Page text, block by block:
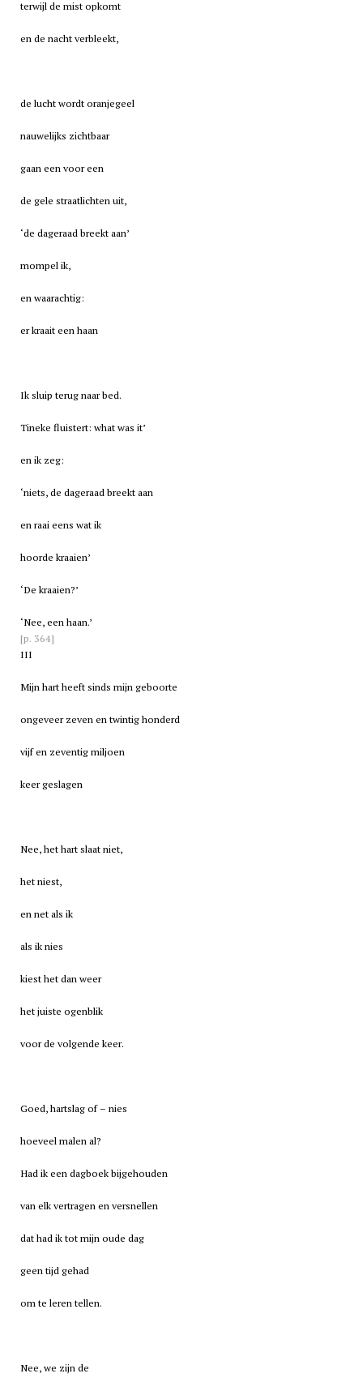
terwijl de mist opkomt
en de nacht verbleekt,
de lucht wordt oranjegeel
nauwelijks zichtbaar
gaan een voor een
de gele straatlichten uit,
‘de dageraad breekt aan’
mompel ik,
en waarachtig:
er kraait een haan
Ik sluip terug naar bed.
Tineke fluistert: what was it’
en ik zeg:
‘niets, de dageraad breekt aan
en raai eens wat ik
hoorde kraaien’
‘De kraaien?’
‘Nee, een haan.’
[p. 364]
III
Mijn hart heeft sinds mijn geboorte
ongeveer zeven en twintig honderd
vijf en zeventig miljoen
keer geslagen
Nee, het hart slaat niet,
het niest,
en net als ik
als ik nies
kiest het dan weer
het juiste ogenblik
voor de volgende keer.
Goed, hartslag of – nies
hoeveel malen al?
Had ik een dagboek bijgehouden
van elk vertragen en versnellen
dat had ik tot mijn oude dag
geen tijd gehad
om te leren tellen.
Nee, we zijn de